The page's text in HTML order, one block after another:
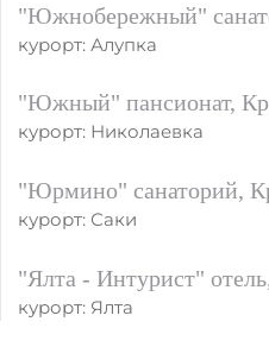
"Южнобережный"
курорт: Алупка
"Южный" пансионат,
курорт: Николаевка
"Юрмино" санаторий,
курорт: Саки
"Ялта - Интурист"
курорт: Ялта